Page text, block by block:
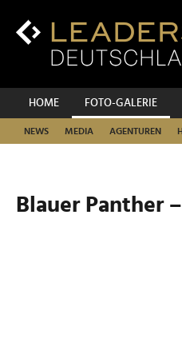
Inhalt
Hauptnavigation
HOME FOTO-GALERIE
NEWS MEDIA AGENTUREN
Blauer Panther